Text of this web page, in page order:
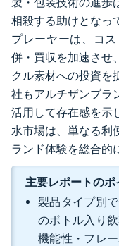
相殺する助けとなっ
プレーヤーは、コ
併・買収を加速させ
クル素材への投資を
社もアルチザンブラ
活用して存在感を示
水市場は、単なる利
ランド体験を総合的
主要レポートのポ
製品タイプ別
のボトル入り飲
機能性・フレ